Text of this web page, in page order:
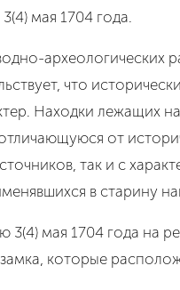
мая 1704 года.
что
Находки
от
так и с
в старину
мая 1704 года на
которые